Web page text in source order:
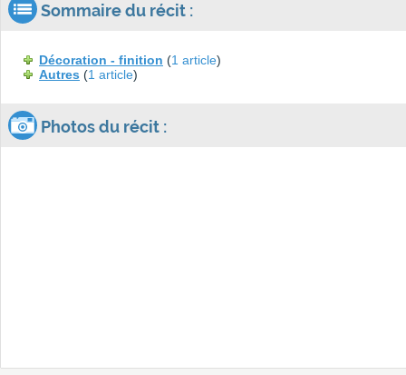
Sommaire du récit :
Décoration - finition (1 article)
Autres (1 article)
Photos du récit :